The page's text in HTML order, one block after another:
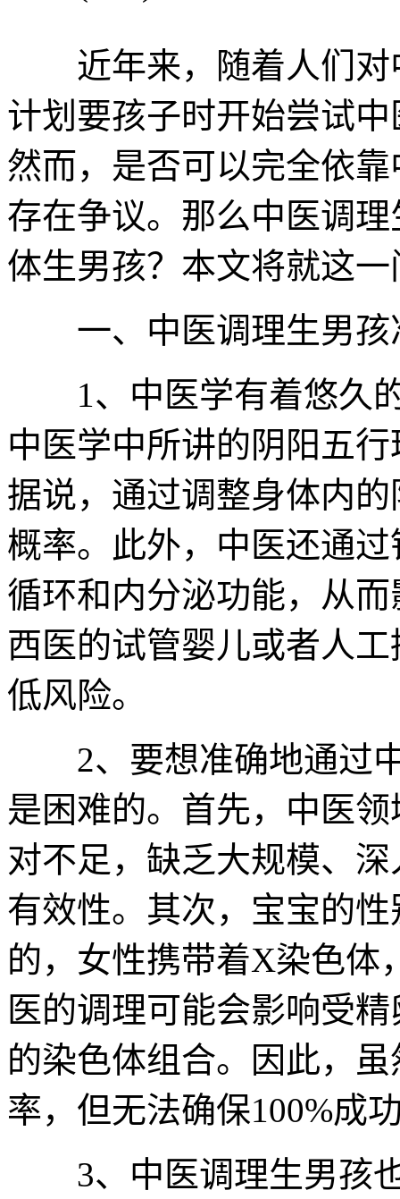
近年来，随着人们对
计划要孩子时开始尝试
然而，是否可以完全依
存在争议。那么中医调
体生男孩？本文将就这
一、中医调理生男孩
1、中医学有着悠久的
中医学中所讲的阴阳五
据说，通过调整身体内
概率。此外，中医还通
循环和内分泌功能，从
西医的试管婴儿或者人
低风险。
2、要想准确地通过中
是困难的。首先，中医
对不足，缺乏大规模、
有效性。其次，宝宝的
的，女性携带着X染色体
医的调理可能会影响受
的染色体组合。因此，
率，但无法确保100%成
3、中医调理生男孩也